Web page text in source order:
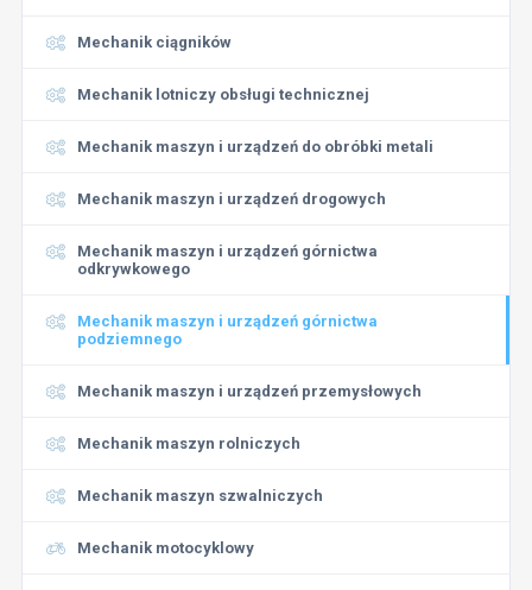
Mechanik ciągników
Mechanik lotniczy obsługi technicznej
Mechanik maszyn i urządzeń do obróbki metali
Mechanik maszyn i urządzeń drogowych
Mechanik maszyn i urządzeń górnictwa
odkrywkowego
Mechanik maszyn i urządzeń górnictwa
podziemnego
Mechanik maszyn i urządzeń przemysłowych
Mechanik maszyn rolniczych
Mechanik maszyn szwalniczych
Mechanik motocyklowy